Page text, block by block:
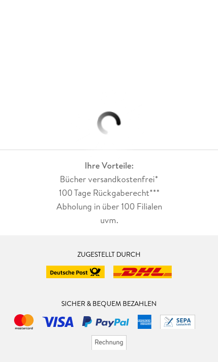
Ihre Vorteile:
Bücher versandkostenfrei*
100 Tage Rückgaberecht***
Abholung in über 100 Filialen
uvm.
ZUGESTELLT DURCH
SICHER & BEQUEM BEZAHLEN